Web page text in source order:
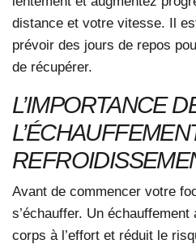
distance et votre vitesse. Il
prévoir des jours de repos
de récupérer.
L’IMPORTANCE
Avant de commencer votre
s’échauffer. Un échauffement
corps à l’effort et réduit le